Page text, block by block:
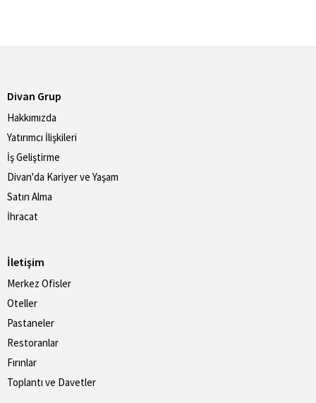
Divan Grup
Hakkımızda
Yatırımcı İlişkileri
İş Geliştirme
Divan'da Kariyer ve Yaşam
Satın Alma
İhracat
İletişim
Merkez Ofisler
Oteller
Pastaneler
Restoranlar
Fırınlar
Toplantı ve Davetler